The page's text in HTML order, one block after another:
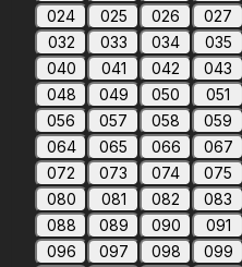
024
025 026 027
032
033 034 035
040
041 042 043
048
049 050 051
056
057 058 059
064
065 066 067
072
073 074 075
080
081 082 083
088
089 090 091
096
097 098 099